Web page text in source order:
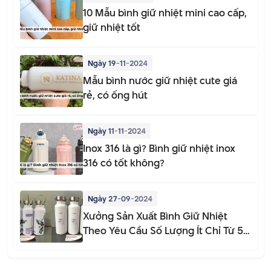
10 Mẫu bình giữ nhiệt mini cao cấp,
giữ nhiệt tốt
Ngày 19-11-2024
Mẫu bình nước giữ nhiệt cute giá
rẻ, có ống hút
Ngày 11-11-2024
Inox 316 là gì? Bình giữ nhiệt inox
316 có tốt không?
Ngày 27-09-2024
Xưởng Sản Xuất Bình Giữ Nhiệt
Theo Yêu Cầu Số Lượng Ít Chỉ Từ 50